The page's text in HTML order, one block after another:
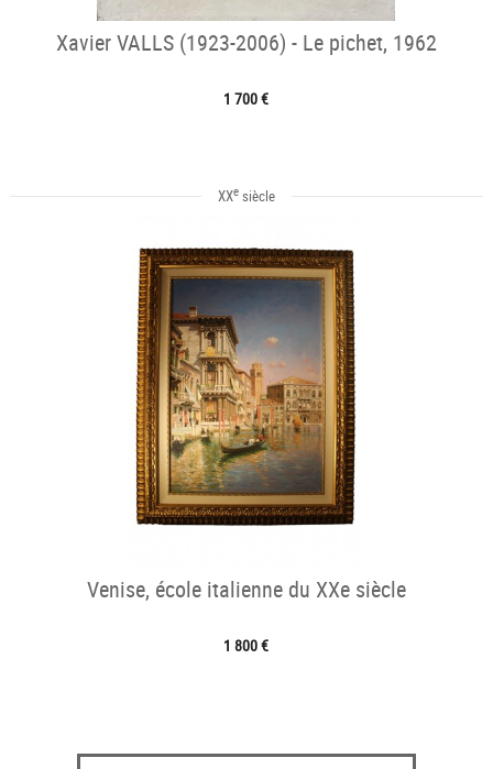
Xavier VALLS (1923-2006) - Le pichet, 1962
1 700 €
XXesiècle
Venise, école italienne du XXe siècle
1 800 €